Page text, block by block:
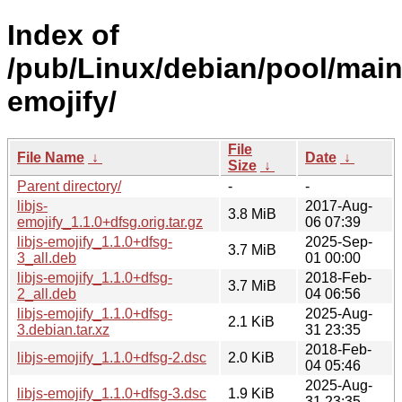
Index of
/pub/Linux/debian/pool/
emojify/
File Name ↓
File
Size ↓
Date ↓
Parent directory/
-
-
libjs-
emojify_1.1.0+dfsg.orig.tar.gz
3.8 MiB
2017-Aug-
06 07:39
libjs-emojify_1.1.0+dfsg-
3_all.deb
3.7 MiB
2025-Sep-
01 00:00
libjs-emojify_1.1.0+dfsg-
2_all.deb
3.7 MiB
2018-Feb-
04 06:56
libjs-emojify_1.1.0+dfsg-
3.debian.tar.xz
2.1 KiB
2025-Aug-
31 23:35
libjs-emojify_1.1.0+dfsg-2.dsc
2.0 KiB
2018-Feb-
04 05:46
libjs-emojify_1.1.0+dfsg-3.dsc
1.9 KiB
2025-Aug-